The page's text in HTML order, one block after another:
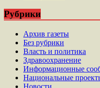
Рубрики
Архив газеты
Без рубрики
Власть и политика
Здравоохранение
Информационные
Национальные
Новости